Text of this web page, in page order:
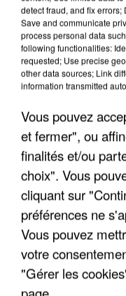
LES
detect fraud, and fix
Save and communicate
process personal data
following functionalities:
requested; Use precise
other data sources; Link
information transmitted
Vous pouvez
et fermer", ou
finalités et/ou
choix". Vous
cliquant sur
préférences ne
Vous pouvez
votre
"Gérer les
page.